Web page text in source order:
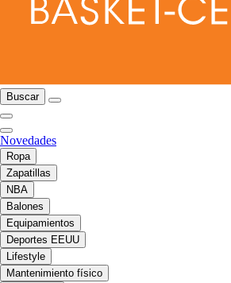
Buscar
Novedades
Ropa
Zapatillas
NBA
Balones
Equipamientos
Deportes EEUU
Lifestyle
Mantenimiento físico